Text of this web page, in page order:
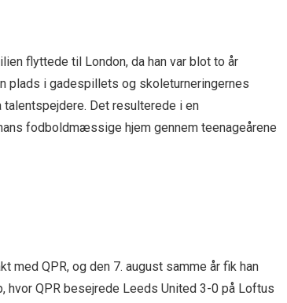
flyttede til London, da han var blot to år
plads i gadespillets og skoleturneringernes
Det resulterede i en
fodboldmæssige hjem gennem teenageårene
med QPR, og den 7. august samme år fik han
QPR besejrede Leeds United 3-0 på Loftus